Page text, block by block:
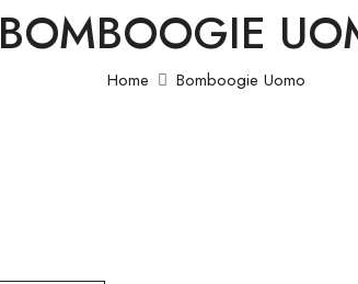
BOMBOOGIE
Home Bomboogie Uomo